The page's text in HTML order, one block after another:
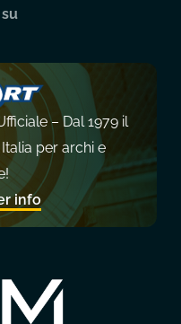
– Dal 1979 il
per archi e
info